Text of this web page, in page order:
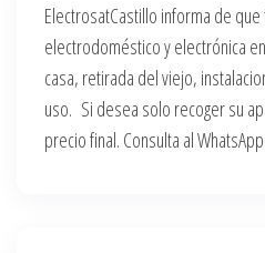
ElectrosatCastillo informa de
electrodoméstico y electrónica
casa, retirada del viejo,
uso. Si desea solo recoger su
precio final. Consulta al